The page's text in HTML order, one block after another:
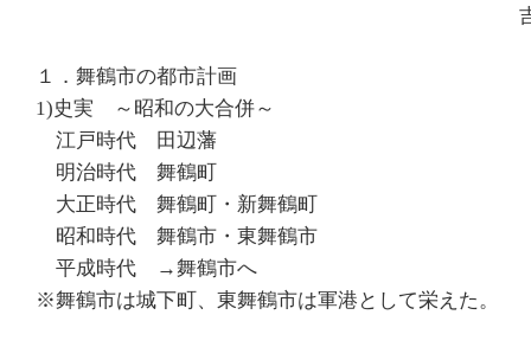
吉田主
１．舞鶴市の都市計画
1)史実 ～昭和の大合併～
江戸時代 田辺藩
明治時代 舞鶴町
大正時代 舞鶴町・新舞鶴町
昭和時代 舞鶴市・東舞鶴市
平成時代 →舞鶴市へ
※舞鶴市は城下町、東舞鶴市は軍港として栄えた。